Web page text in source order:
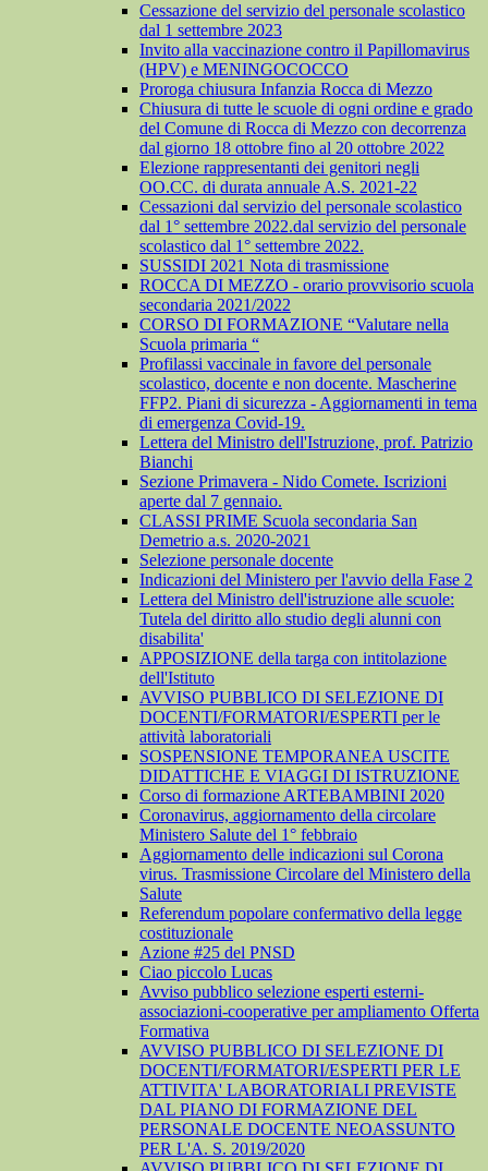
Cessazione del servizio del personale scolastico
dal 1 settembre 2023
Invito alla vaccinazione contro il Papillomavirus
(HPV) e MENINGOCOCCO
Proroga chiusura Infanzia Rocca di Mezzo
Chiusura di tutte le scuole di ogni ordine e grado
del Comune di Rocca di Mezzo con decorrenza
dal giorno 18 ottobre fino al 20 ottobre 2022
Elezione rappresentanti dei genitori negli
OO.CC. di durata annuale A.S. 2021-22
Cessazioni dal servizio del personale scolastico
dal 1° settembre 2022.dal servizio del personale
scolastico dal 1° settembre 2022.
SUSSIDI 2021 Nota di trasmissione
ROCCA DI MEZZO - orario provvisorio scuola
secondaria 2021/2022
CORSO DI FORMAZIONE “Valutare nella
Scuola primaria “
Profilassi vaccinale in favore del personale
scolastico, docente e non docente. Mascherine
FFP2. Piani di sicurezza - Aggiornamenti in tema
di emergenza Covid-19.
Lettera del Ministro dell'Istruzione, prof. Patrizio
Bianchi
Sezione Primavera - Nido Comete. Iscrizioni
aperte dal 7 gennaio.
CLASSI PRIME Scuola secondaria San
Demetrio a.s. 2020-2021
Selezione personale docente
Indicazioni del Ministero per l'avvio della Fase 2
Lettera del Ministro dell'istruzione alle scuole:
Tutela del diritto allo studio degli alunni con
disabilita'
APPOSIZIONE della targa con intitolazione
dell'Istituto
AVVISO PUBBLICO DI SELEZIONE DI
DOCENTI/FORMATORI/ESPERTI per le
attività laboratoriali
SOSPENSIONE TEMPORANEA USCITE
DIDATTICHE E VIAGGI DI ISTRUZIONE
Corso di formazione ARTEBAMBINI 2020
Coronavirus, aggiornamento della circolare
Ministero Salute del 1° febbraio
Aggiornamento delle indicazioni sul Corona
virus. Trasmissione Circolare del Ministero della
Salute
Referendum popolare confermativo della legge
costituzionale
Azione #25 del PNSD
Ciao piccolo Lucas
Avviso pubblico selezione esperti esterni-
associazioni-cooperative per ampliamento Offerta
Formativa
AVVISO PUBBLICO DI SELEZIONE DI
DOCENTI/FORMATORI/ESPERTI PER LE
ATTIVITA' LABORATORIALI PREVISTE
DAL PIANO DI FORMAZIONE DEL
PERSONALE DOCENTE NEOASSUNTO
PER L'A. S. 2019/2020